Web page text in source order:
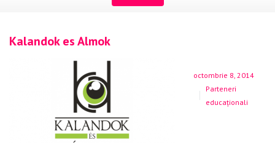
Despre noi
Programe
Pentru dascăli
Evenimente
Kalandok es Almok
octombrie 8, 2014
Parteneri
educaționali